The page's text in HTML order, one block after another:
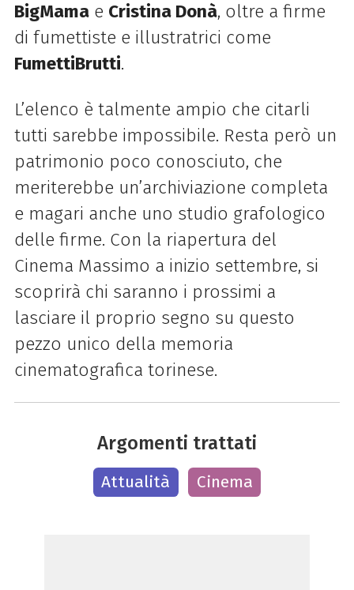
BigMamae Cristina Donà, oltre a firme
di fumettiste e illustratrici come
FumettiBrutti.
L’elenco è talmente ampio che citarli
tutti sarebbe impossibile. Resta però un
patrimonio poco conosciuto, che
meriterebbe un’archiviazione completa
e magari anche uno studio grafologico
delle firme. Con la riapertura del
Cinema Massimo a inizio settembre, si
scoprirà chi saranno i prossimi a
lasciare il proprio segno su questo
pezzo unico della memoria
cinematografica torinese.
Argomenti trattati
Attualità Cinema